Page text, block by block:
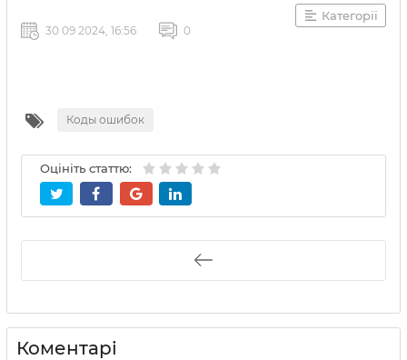
Категорії
30 09 2024, 16:56 0
Коды ошибок
Оцініть статтю:
Коментарі